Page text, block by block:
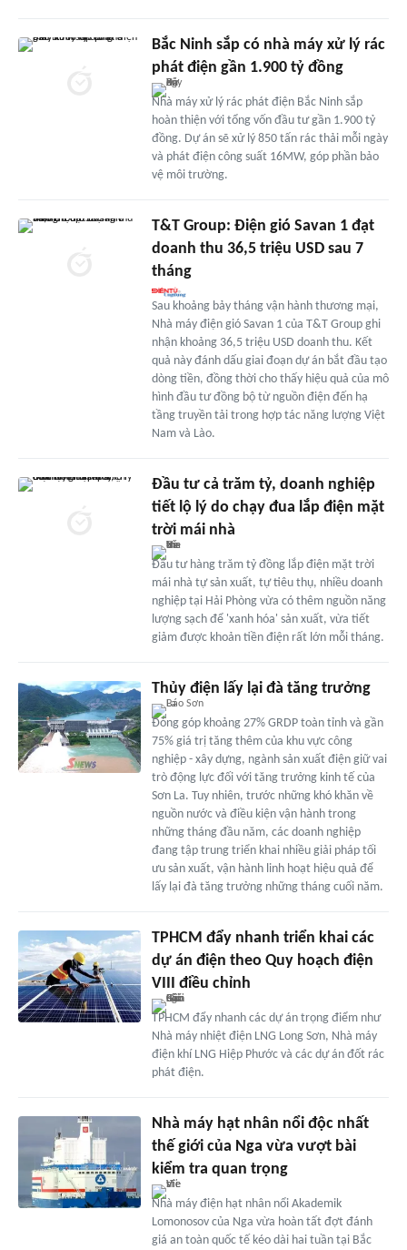
Bắc Ninh sắp có nhà máy xử lý rác
phát điện gần 1.900 tỷ đồng
Nhà máy xử lý rác phát điện Bắc Ninh sắp
hoàn thiện với tổng vốn đầu tư gần 1.900 tỷ
đồng. Dự án sẽ xử lý 850 tấn rác thải mỗi ngày
và phát điện công suất 16MW, góp phần bảo
vệ môi trường.
T&T Group: Điện gió Savan 1 đạt
doanh thu 36,5 triệu USD sau 7
tháng
Sau khoảng bảy tháng vận hành thương mại,
Nhà máy điện gió Savan 1 của T&T Group ghi
nhận khoảng 36,5 triệu USD doanh thu. Kết
quả này đánh dấu giai đoạn dự án bắt đầu tạo
dòng tiền, đồng thời cho thấy hiệu quả của mô
hình đầu tư đồng bộ từ nguồn điện đến hạ
tầng truyền tải trong hợp tác năng lượng Việt
Nam và Lào.
Đầu tư cả trăm tỷ, doanh nghiệp
tiết lộ lý do chạy đua lắp điện mặt
trời mái nhà
Đầu tư hàng trăm tỷ đồng lắp điện mặt trời
mái nhà tự sản xuất, tự tiêu thụ, nhiều doanh
nghiệp tại Hải Phòng vừa có thêm nguồn năng
lượng sạch để 'xanh hóa' sản xuất, vừa tiết
giảm được khoản tiền điện rất lớn mỗi tháng.
Thủy điện lấy lại đà tăng trưởng
Đóng góp khoảng 27% GRDP toàn tỉnh và gần
75% giá trị tăng thêm của khu vực công
nghiệp - xây dựng, ngành sản xuất điện giữ vai
trò động lực đối với tăng trưởng kinh tế của
Sơn La. Tuy nhiên, trước những khó khăn về
nguồn nước và điều kiện vận hành trong
những tháng đầu năm, các doanh nghiệp
đang tập trung triển khai nhiều giải pháp tối
ưu sản xuất, vận hành linh hoạt hiệu quả để
lấy lại đà tăng trưởng những tháng cuối năm.
TPHCM đẩy nhanh triển khai các
dự án điện theo Quy hoạch điện
VIII điều chỉnh
TPHCM đẩy nhanh các dự án trọng điểm như
Nhà máy nhiệt điện LNG Long Sơn, Nhà máy
điện khí LNG Hiệp Phước và các dự án đốt rác
phát điện.
Nhà máy hạt nhân nổi độc nhất
thế giới của Nga vừa vượt bài
kiểm tra quan trọng
Nhà máy điện hạt nhân nổi Akademik
Lomonosov của Nga vừa hoàn tất đợt đánh
giá an toàn quốc tế kéo dài hai tuần tại Bắc